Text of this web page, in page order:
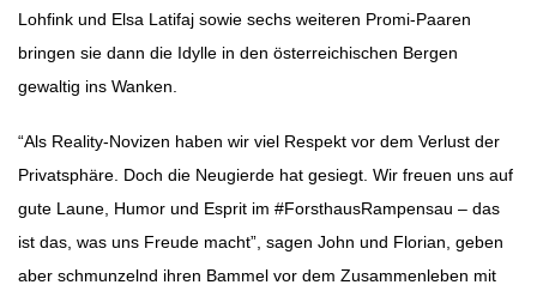
Lohfink und Elsa Latifaj sowie sechs weiteren Promi-Paaren
bringen sie dann die Idylle in den österreichischen Bergen
gewaltig ins Wanken.
“Als Reality-Novizen haben wir viel Respekt vor dem Verlust der
Privatsphäre. Doch die Neugierde hat gesiegt. Wir freuen uns auf
gute Laune, Humor und Esprit im #ForsthausRampensau – das
ist das, was uns Freude macht”, sagen John und Florian, geben
aber schmunzelnd ihren Bammel vor dem Zusammenleben mit